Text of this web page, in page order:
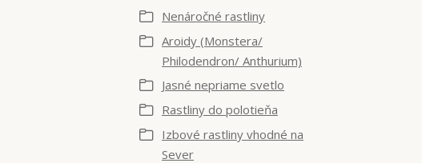
Nenáročné rastliny
Aroidy (Monstera/
Philodendron/ Anthurium)
Jasné nepriame svetlo
Rastliny do polotieňa
Izbové rastliny vhodné na
Sever